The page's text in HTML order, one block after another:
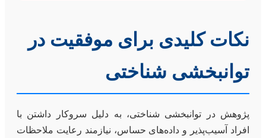
نکات کلیدی برای موفقیت در
توانبخشی شناختی
پژوهش در توانبخشی شناختی، به دلیل سروکار داشتن با
افراد آسیب‌پذیر و داده‌های حساس، نیازمند رعایت ملاحظات